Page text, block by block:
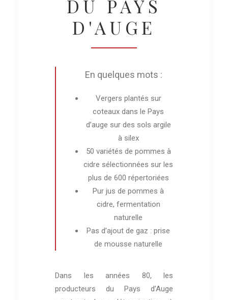
DU PAYS
D'AUGE
En quelques mots :
Vergers plantés sur
coteaux dans le Pays
d’auge sur des sols argile
à silex
50 variétés de pommes à
cidre sélectionnées sur les
plus de 600 répertoriées
Pur jus de pommes à
cidre, fermentation
naturelle
Pas d’ajout de gaz : prise
de mousse naturelle
Dans les années 80, les
producteurs du Pays d’Auge